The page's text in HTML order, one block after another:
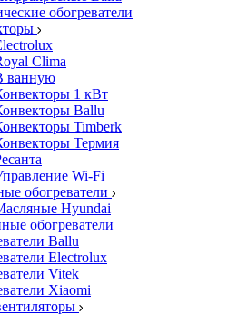
обогреватели
Clima
ванную
1 кВт
Ballu
Timberk
Термия
Wi-Fi
обогреватели
Hyundai
обогреватели
Ballu
Electrolux
Vitek
Xiaomi